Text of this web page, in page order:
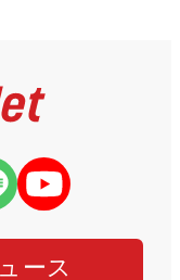
ース